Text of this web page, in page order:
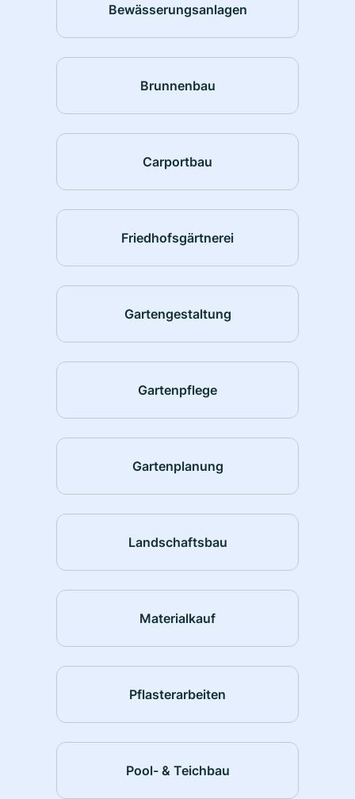
Bewässerungsanlagen
Brunnenbau
Carportbau
Friedhofsgärtnerei
Gartengestaltung
Gartenpflege
Gartenplanung
Landschaftsbau
Materialkauf
Pflasterarbeiten
Pool- & Teichbau